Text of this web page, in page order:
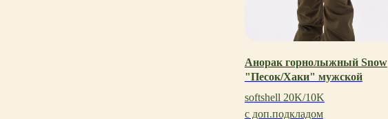
Анорак горнолыжный Snow
"Песок/Хаки" мужской
softshell 20K/10K
с доп.подкладом